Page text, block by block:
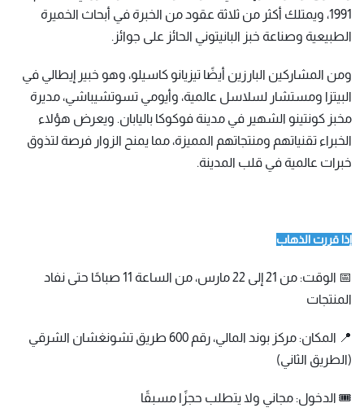
1991، ويمتلك أكثر من ثلاثة عقود من الخبرة في أبحاث الخميرة
الطبيعية وصناعة خبز البانيتوني الحائز على جوائز.
ومن المشاركين البارزين أيضًا تيزيانو كاسيلو، وهو خبير إيطالي في
البيتزا ومستشار لسلاسل عالمية، وأيومي تسوتشيباشي، مديرة
مخبز كونتينو الشهير في مدينة فوكوكا باليابان. ويعرض هؤلاء
الخبراء تقنياتهم ومنتجاتهم المميزة، مما يمنح الزوار فرصة لتذوق
خبرات عالمية في قلب المدينة.
إذا قررت الذهاب
📅 الوقت: من 21 إلى 22 مارس، من الساعة 11 صباحًا حتى نفاد
المنتجات
📍 المكان: مركز بوند المالي، رقم 600 طريق تشونغشان الشرقي
(الطريق الثاني)
🎟 الدخول: مجاني ولا يتطلب حجزًا مسبقًا